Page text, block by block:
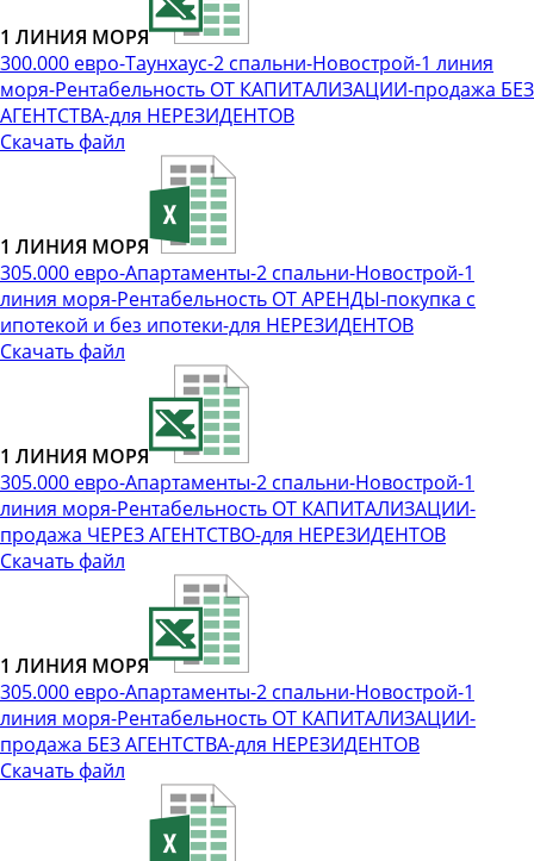
1 ЛИНИЯ МОРЯ
300.000 евро-Таунхаус-2 спальни-Новострой-1 линия
моря-Рентабельность ОТ КАПИТАЛИЗАЦИИ-продажа БЕЗ
АГЕНТСТВА-для НЕРЕЗИДЕНТОВ
Скачать файл
1 ЛИНИЯ МОРЯ
305.000 евро-Апартаменты-2 спальни-Новострой-1
линия моря-Рентабельность ОТ АРЕНДЫ-покупка с
ипотекой и без ипотеки-для НЕРЕЗИДЕНТОВ
Скачать файл
1 ЛИНИЯ МОРЯ
305.000 евро-Апартаменты-2 спальни-Новострой-1
линия моря-Рентабельность ОТ КАПИТАЛИЗАЦИИ-
продажа ЧЕРЕЗ АГЕНТСТВО-для НЕРЕЗИДЕНТОВ
Скачать файл
1 ЛИНИЯ МОРЯ
305.000 евро-Апартаменты-2 спальни-Новострой-1
линия моря-Рентабельность ОТ КАПИТАЛИЗАЦИИ-
продажа БЕЗ АГЕНТСТВА-для НЕРЕЗИДЕНТОВ
Скачать файл